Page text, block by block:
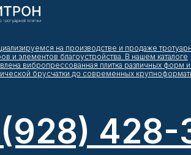
428-
на производстве и продаже
и элементов благоустройства. В нашем каталоге
вибропрессованная плитка различных форм
брусчатки до современных